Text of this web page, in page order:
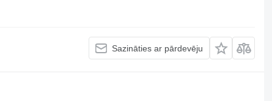
Sazināties ar pārdevēju